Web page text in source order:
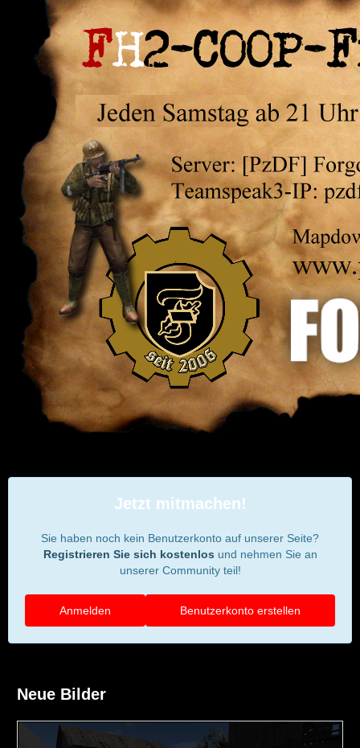
Jetzt mitmachen!
Sie haben noch kein Benutzerkonto auf unserer Seite?
Registrieren Sie sich kostenlos und nehmen Sie an
unserer Community teil!
Benutzerkonto erstellen
Anmelden
Neue Bilder